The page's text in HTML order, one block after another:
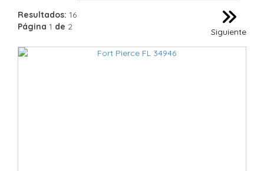
Siguiente
Resultados: 16
Página 1 de 2